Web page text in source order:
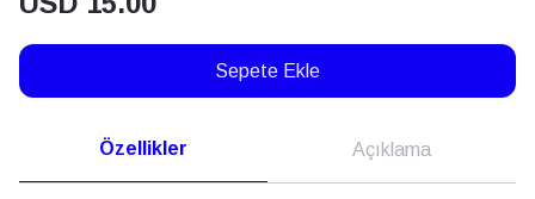
Sepete Ekle
Özellikler Açıklama